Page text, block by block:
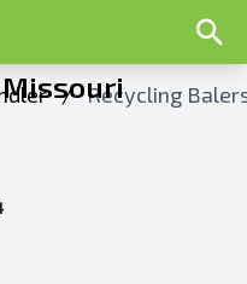
/ Recycling